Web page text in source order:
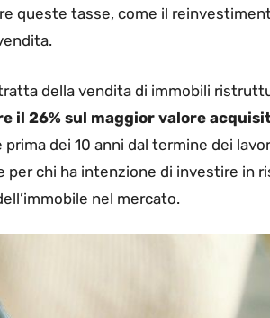
queste tasse, come il
della vendita di immobili
il 26% sul maggior valore
dei 10 anni dal termine dei
per chi ha intenzione di investire in
nel mercato.